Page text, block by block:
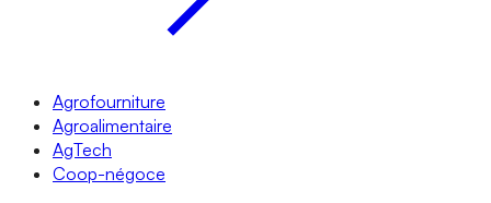
Agrofourniture
Agroalimentaire
AgTech
Coop-négoce